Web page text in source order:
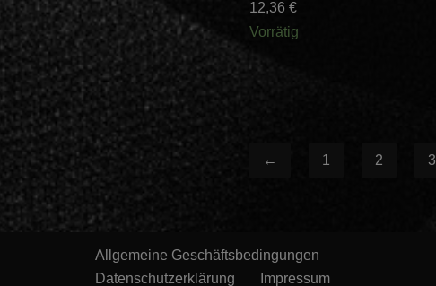
12,36 €
Vorrätig
← 1 2 3
Allgemeine Geschäftsbedingungen
Datenschutzerklärung
Impressum